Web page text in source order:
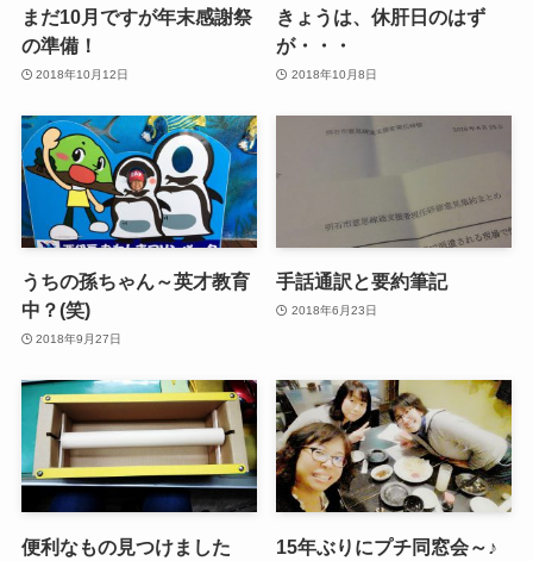
まだ10月ですが年末感謝祭
の準備！
2018年10月12日
きょうは、休肝日のはず
が・・・
2018年10月8日
うちの孫ちゃん～英才教育
中？(笑)
2018年9月27日
手話通訳と要約筆記
2018年6月23日
便利なもの見つけました 15年ぶりにプチ同窓会～♪